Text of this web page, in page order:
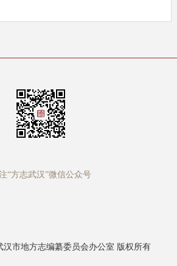
“方志武汉”微信公众号
汉市地方志编纂委员会办公室 版权所有